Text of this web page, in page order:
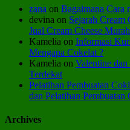
zana on Bagaimana Cara
devina on Sejarah Cream
Jual Cream Cheese Murah
Kamelia on Informasi
Mengapa Cokelat ?
Kamelia on Valentine
Terdekat
Pelatihan Pembuatan
dan Pelatihan
Archives